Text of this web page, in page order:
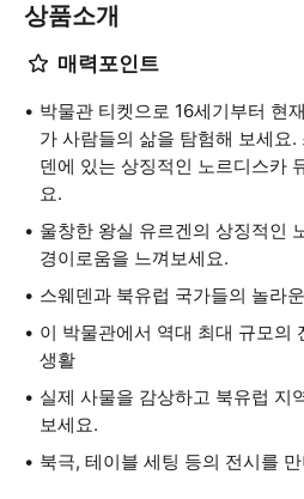
상품소개
매력포인트
박물관 티켓으로 16세기부터 현
가 사람들의 삶을 탐험해 보세요
덴에 있는 상징적인 노르디스카
요.
울창한 왕실 유르겐의 상징적인
경이로움을 느껴보세요.
스웨덴과 북유럽 국가들의 놀라
이 박물관에서 역대 최대 규모의
생활
실제 사물을 감상하고 북유럽 지
보세요.
북극, 테이블 세팅 등의 전시를